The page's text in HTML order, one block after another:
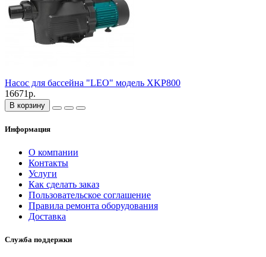
Насос для бассейна "LEO" модель XKP800
16671р.
В корзину
Информация
О компании
Контакты
Услуги
Как сделать заказ
Пользовательское соглашение
Правила ремонта оборудования
Доставка
Служба поддержки